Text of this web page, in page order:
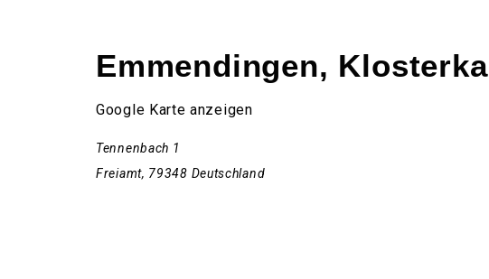
Emmendingen,
Google Karte anzeigen
Tennenbach 1
Freiamt, 79348 Deutschland